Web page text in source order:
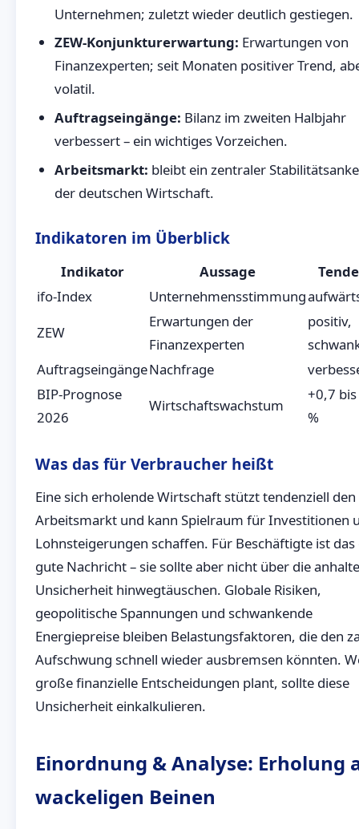
Unternehmen; zuletzt wieder deutlich gestiegen.
ZEW-Konjunkturerwartung: Erwartungen von
Finanzexperten; seit Monaten positiver Trend,
volatil.
Auftragseingänge: Bilanz im zweiten Halbjahr
verbessert – ein wichtiges Vorzeichen.
Arbeitsmarkt: bleibt ein zentraler
der deutschen Wirtschaft.
Indikatoren im Überblick
Indikator Aussage
ifo-Index
Unternehmensstimmung
ZEW
Erwartungen der
Finanzexperten
positiv,
AuftragseingängeNachfrage
BIP-Prognose
2026
Wirtschaftswachstum
+0,7
%
Was das für Verbraucher heißt
Eine sich erholende Wirtschaft stützt tendenziell den
Arbeitsmarkt und kann Spielraum für Investitionen
Lohnsteigerungen schaffen. Für Beschäftigte ist das
gute Nachricht – sie sollte aber nicht über die
Unsicherheit hinwegtäuschen. Globale Risiken,
geopolitische Spannungen und schwankende
Energiepreise bleiben Belastungsfaktoren, die den
Aufschwung schnell wieder ausbremsen könnten.
große finanzielle Entscheidungen plant, sollte diese
Unsicherheit einkalkulieren.
Einordnung & Analyse: Erholung
wackeligen Beinen